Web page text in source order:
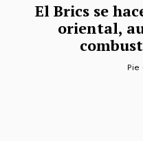
El Brics se
oriental,
Pie